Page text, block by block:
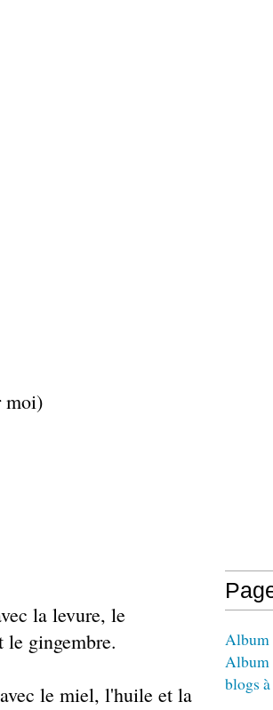
moi)
la levure, le
le gingembre.
le miel, l'huile et la
Album
Album
blogs